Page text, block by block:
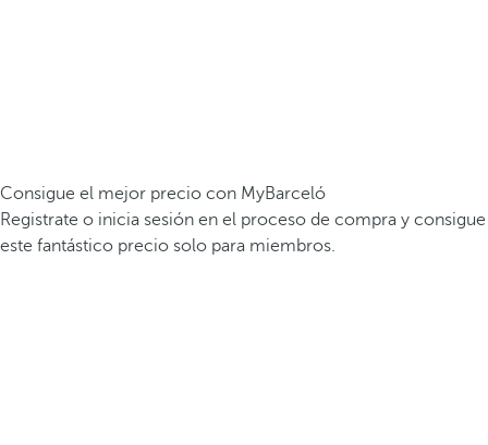
Consigue el mejor precio con MyBarceló
Registrate o inicia sesión en el proceso de compra y consigue
este fantástico precio solo para miembros.